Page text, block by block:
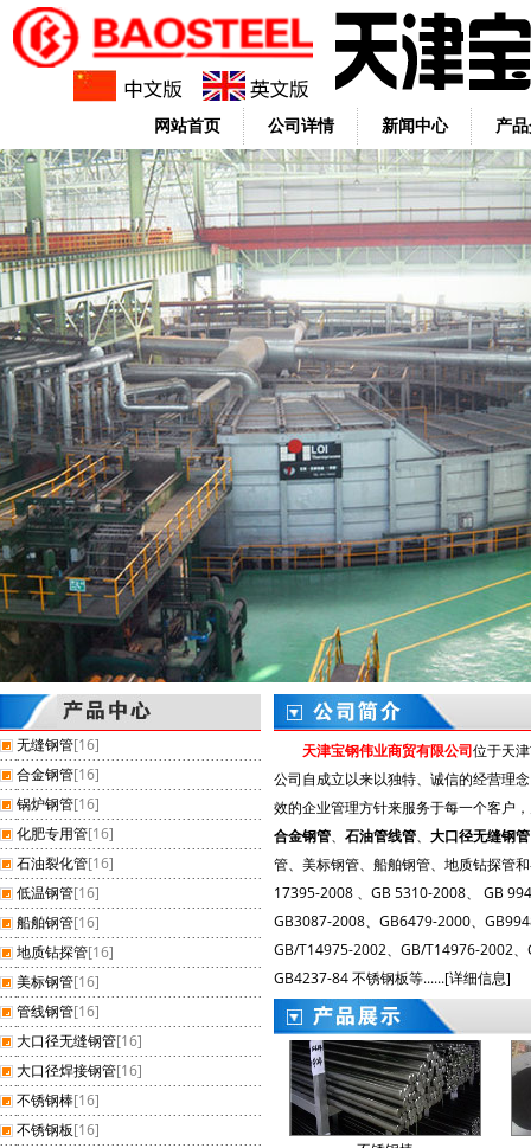
网站首页 公司详情 新闻中心 产
无缝钢管[16]
合金钢管[16]
锅炉钢管[16]
化肥专用管[16]
石油裂化管[16]
低温钢管[16]
船舶钢管[16]
地质钻探管[16]
美标钢管[16]
管线钢管[16]
大口径无缝钢管[16]
大口径焊接钢管[16]
不锈钢棒[16]
不锈钢板[16]
天津宝钢伟业商贸有限公司位于天
公司自成立以来以独特、诚信的经营理
效的企业管理方针来服务于每一个客户
合金钢管、 石油管线管、 大口径无缝钢管
管、美标钢管、船舶钢管、地质钻探管
17395-2008 、GB 5310-2008、 GB
GB3087-2008、GB6479-2000、
GB/T14975-2002、GB/T14976-2002
GB4237-84 不锈钢板等......[详细信息]
石油裂化管
石油套管
不锈钢棒